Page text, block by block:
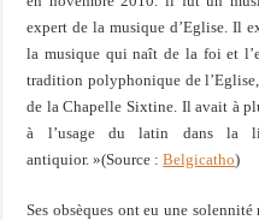
expert de la musique d’Eglise. Il
la musique qui naît de la foi et
tradition polyphonique de
de la Chapelle Sixtine. Il avait à
à l’usage du latin dans la
antiquior. »(Source : Belgicatho)
Ses obsèques ont eu une